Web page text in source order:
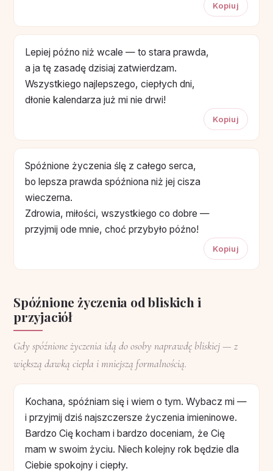
Kopiuj
Lepiej późno niż wcale — to stara prawda,
a ja tę zasadę dzisiaj zatwierdzam.
Wszystkiego najlepszego, ciepłych dni,
dłonie kalendarza już mi nie drwi!
Kopiuj
Spóźnione życzenia ślę z całego serca,
bo lepsza prawda spóźniona niż jej cisza
wieczerna.
Zdrowia, miłości, wszystkiego co dobre —
przyjmij ode mnie, choć przybyło późno!
Kopiuj
Spóźnione życzenia od bliskich i
przyjaciół
Gdy spóźnione życzenia idą do osoby naprawdę bliskiej — z
większą dawką ciepła i mniejszą formalnością.
Kochana, spóźniam się i wiem o tym. Wybacz mi —
i przyjmij dziś najszczersze życzenia imieninowe.
Bardzo Cię kocham i bardzo doceniam, że Cię
mam w swoim życiu. Niech kolejny rok będzie dla
Ciebie spokojny i ciepły.